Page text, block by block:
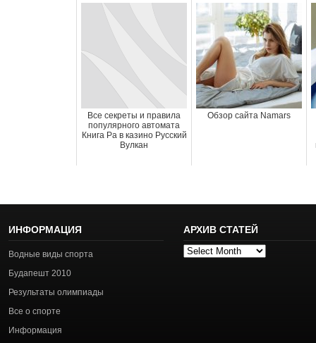
Все секреты и правила
популярного автомата
Книга Ра в казино Русский
Вулкан
Обзор сайта Namars
ИНФОРМАЦИЯ
Водные виды спорта
Будапешт 2010
Результаты олимпиады
Все о спорте
Информация
АРХИВ СТАТЕЙ
Архив